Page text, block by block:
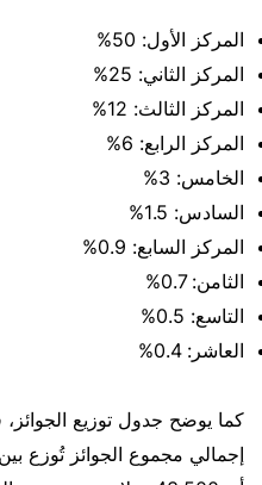
المركز الأول: 50%
المركز الثاني: 25%
المركز الثالث: 12%
المركز الرابع: 6%
الخامس: 3%
السادس: 1.5%
المركز السابع: 0.9%
الثامن: 0.7%
التاسع: 0.5%
العاشر: 0.4%
إجمالي مجموع الجوائز تُوزع بين